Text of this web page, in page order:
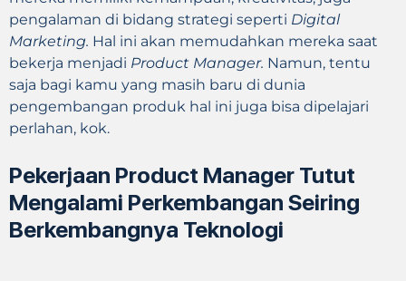
pengalaman di bidang strategi seperti Digital
Marketing. Hal ini akan memudahkan mereka saat
bekerja menjadi Product Manager. Namun, tentu
saja bagi kamu yang masih baru di dunia
pengembangan produk hal ini juga bisa dipelajari
perlahan, kok.
Pekerjaan Product Manager Tutut
Mengalami Perkembangan Seiring
Berkembangnya Teknologi